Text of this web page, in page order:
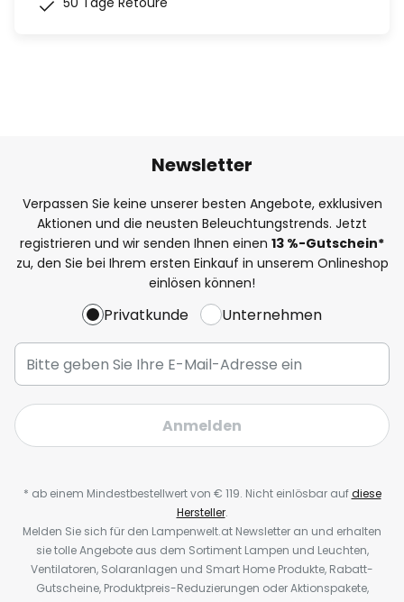
Newsletter
Verpassen Sie keine unserer besten Angebote, exklusiven
Aktionen und die neusten Beleuchtungstrends. Jetzt
registrieren und wir senden Ihnen einen 13 %-Gutschein*
zu, den Sie bei Ihrem ersten Einkauf in unserem Onlineshop
einlösen können!
Privatkunde Unternehmen
Anmelden
* ab einem Mindestbestellwert von € 119. Nicht einlösbar aufdiese
Hersteller.
Melden Sie sich für den Lampenwelt.at Newsletter an und erhalten
sie tolle Angebote aus dem Sortiment Lampen und Leuchten,
Ventilatoren, Solaranlagen und Smart Home Produkte, Rabatt-
Gutscheine, Produktpreis-Reduzierungen oder Aktionspakete,